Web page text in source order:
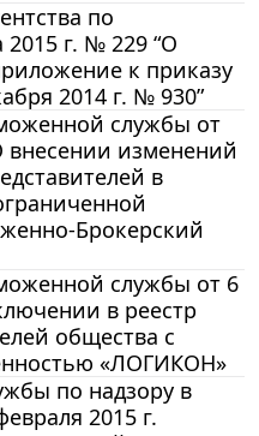
по
2015 г. № 229 “О
к приказу
2014 г. № 930”
службы от
внесении изменений
в
Брокерский
службы от 6
в реестр
общества с
«ЛОГИКОН»
по надзору в
2015 г.